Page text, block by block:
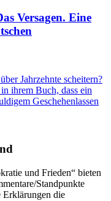
Versagen. Eine
Jahrzehnte scheitern?
ihrem Buch, dass ein
Geschehenlassen
und Frieden“ bieten
Standpunkte
die